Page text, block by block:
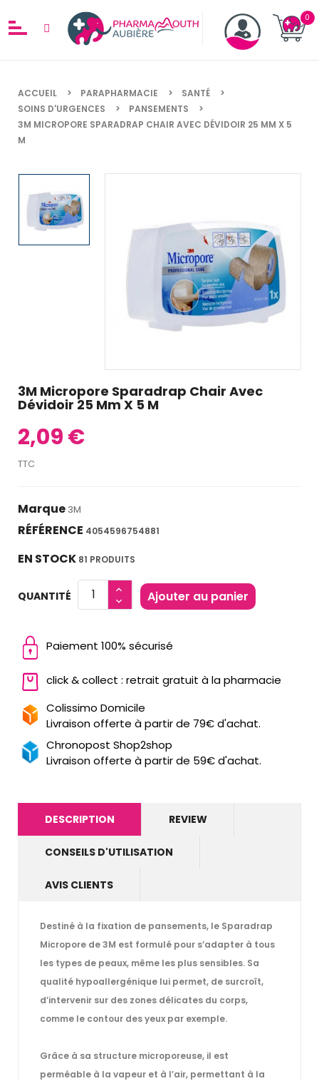
ACCUEIL PARAPHARMACIE
SANTÉ
SOINS D'URGENCES
PANSEMENTS
3M MICROPORE SPARADRAP CHAIR AVEC DÉVIDOIR 25 MM X 5
M
3M Micropore Sparadrap Chair Avec
Dévidoir 25 Mm X 5 M
2,09 €
TTC
Marque 3M
RÉFÉRENCE 4054596754881
EN STOCK 81 PRODUITS
QUANTITÉ Ajouter au panier
Paiement 100% sécurisé
click & collect : retrait gratuit à la pharmacie
Colissimo Domicile
Livraison offerte à partir de 79€ d'achat.
Chronopost Shop2shop
Livraison offerte à partir de 59€ d'achat.
DESCRIPTION REVIEW
CONSEILS D'UTILISATION
AVIS CLIENTS
Destiné à la fixation de pansements, le Sparadrap
Micropore de 3M est formulé pour s’adapter à tous
les types de peaux, même les plus sensibles. Sa
qualité hypoallergénique lui permet, de surcroît,
d’intervenir sur des zones délicates du corps,
comme le contour des yeux par exemple.
Grâce à sa structure microporeuse, il est
perméable à la vapeur et à l’air, permettant à la